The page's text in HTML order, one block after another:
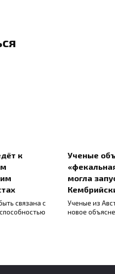
к
связана с
Ученые
могла
Ученые из
новое